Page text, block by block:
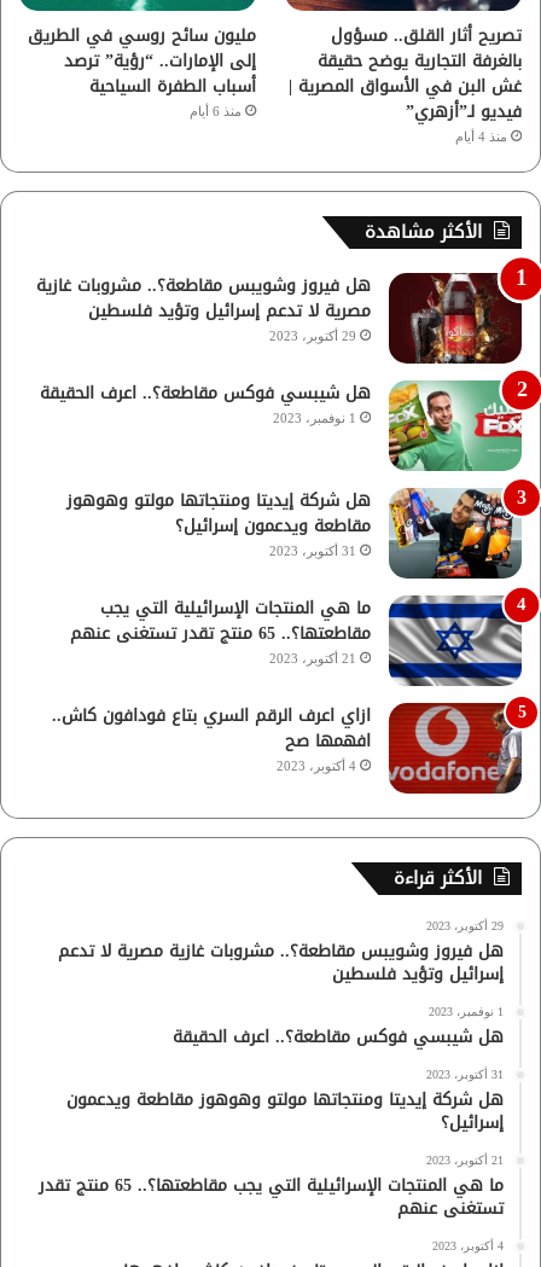
تصريح أثار القلق.. مسؤول
بالغرفة التجارية يوضح حقيقة
غش البن في الأسواق المصرية |
فيديو لـ”أزهري”
منذ 4 أيام
مليون سائح روسي في الطريق
إلى الإمارات.. “رؤية” ترصد
أسباب الطفرة السياحية
منذ 6 أيام
الأكثر مشاهدة
هل فيروز وشويبس مقاطعة؟.. مشروبات غازية
مصرية لا تدعم إسرائيل وتؤيد فلسطين
29 أكتوبر، 2023
هل شيبسي فوكس مقاطعة؟.. اعرف الحقيقة
1 نوفمبر، 2023
هل شركة إيديتا ومنتجاتها مولتو وهوهوز
مقاطعة ويدعمون إسرائيل؟
31 أكتوبر، 2023
ما هي المنتجات الإسرائيلية التي يجب
مقاطعتها؟.. 65 منتج تقدر تستغنى عنهم
21 أكتوبر، 2023
ازاي اعرف الرقم السري بتاع فودافون كاش..
افهمها صح
4 أكتوبر، 2023
الأكثر قراءة
29 أكتوبر، 2023
هل فيروز وشويبس مقاطعة؟.. مشروبات غازية مصرية لا تدعم
إسرائيل وتؤيد فلسطين
1 نوفمبر، 2023
هل شيبسي فوكس مقاطعة؟.. اعرف الحقيقة
31 أكتوبر، 2023
هل شركة إيديتا ومنتجاتها مولتو وهوهوز مقاطعة ويدعمون
إسرائيل؟
21 أكتوبر، 2023
ما هي المنتجات الإسرائيلية التي يجب مقاطعتها؟.. 65 منتج تقدر
تستغنى عنهم
4 أكتوبر، 2023